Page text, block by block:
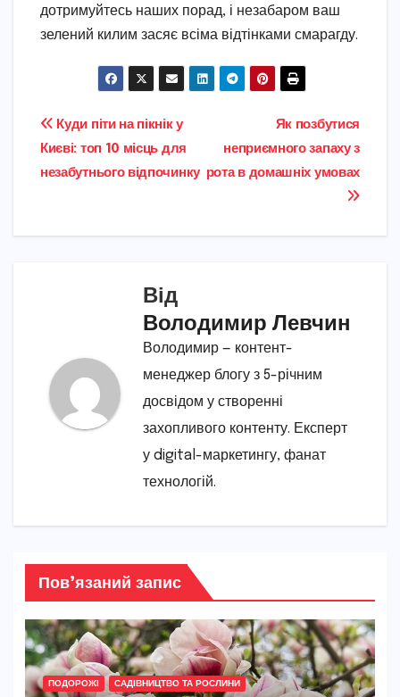
дотримуйтесь наших порад, і незабаром ваш
зелений килим засяє всіма відтінками смарагду.
Навігація
записів
Як позбутися
неприємного запаху з
рота в домашніх умовах
Куди піти на пікнік у
Києві: топ 10 місць для
незабутнього відпочинку
Від
Володимир Левчин
Володимир — контент-
менеджер блогу з 5-річним
досвідом у створенні
захопливого контенту. Експерт
у digital-маркетингу, фанат
технологій.
Пов’язаний запис
ПОДОРОЖІ САДІВНИЦТВО ТА РОСЛИНИ